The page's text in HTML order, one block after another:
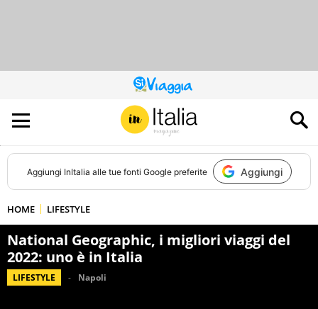
QUESTO
SITO
CONTRIBUISCE
ALL’AUDIENCE
DI
Aggiungi InItalia alle tue fonti Google preferite Aggiungi
HOME LIFESTYLE
National Geographic, i migliori viaggi del
2022: uno è in Italia
LIFESTYLE Napoli